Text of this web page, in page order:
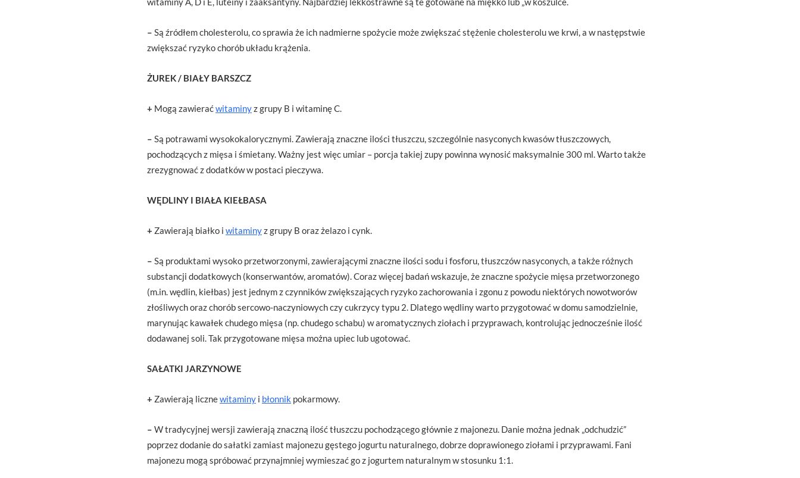
– Są źródłem cholesterolu, co sprawia że ich nadmierne spożycie może zwiększać stężenie cholesterolu we krwi, a w następstwie
zwiększać ryzyko chorób układu krążenia.
ŻUREK / BIAŁY BARSZCZ
+ Mogą zawieraćwitaminyz grupy B i witaminę C.
– Są potrawami wysokokalorycznymi. Zawierają znaczne ilości tłuszczu, szczególnie nasyconych kwasów tłuszczowych,
pochodzących z mięsa i śmietany. Ważny jest więc umiar – porcja takiej zupy powinna wynosić maksymalnie 300 ml. Warto także
zrezygnować z dodatków w postaci pieczywa.
WĘDLINY I BIAŁA KIEŁBASA
+ Zawierają białko i witaminyz grupy B oraz żelazo i cynk.
– Są produktami wysoko przetworzonymi, zawierającymi znaczne ilości sodu i fosforu, tłuszczów nasyconych, a także różnych
substancji dodatkowych (konserwantów, aromatów). Coraz więcej badań wskazuje, że znaczne spożycie mięsa przetworzonego
(m.in. wędlin, kiełbas) jest jednym z czynników zwiększających ryzyko zachorowania i zgonu z powodu niektórych nowotworów
złośliwych oraz chorób sercowo-naczyniowych czy cukrzycy typu 2. Dlatego wędliny warto przygotować w domu samodzielnie,
marynując kawałek chudego mięsa (np. chudego schabu) w aromatycznych ziołach i przyprawach, kontrolując jednocześnie ilość
dodawanej soli. Tak przygotowane mięsa można upiec lub ugotować.
SAŁATKI JARZYNOWE
+ Zawierają licznewitaminy i błonnik pokarmowy.
– W tradycyjnej wersji zawierają znaczną ilość tłuszczu pochodzącego głównie z majonezu. Danie można jednak „odchudzić”
poprzez dodanie do sałatki zamiast majonezu gęstego jogurtu naturalnego, dobrze doprawionego ziołami i przyprawami. Fani
majonezu mogą spróbować przynajmniej wymieszać go z jogurtem naturalnym w stosunku 1:1.